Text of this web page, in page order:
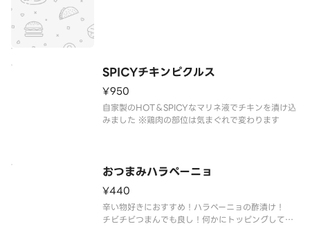
SPICYチキンピクルス
¥950
自家製のHOT＆SPICYなマリネ液でチキンを漬け込
おつまみハラペーニョ
¥440
辛い物好きにおすすめ！ハラペーニョの酢漬け！
チビチビつまんでも良し！何かにトッピングしても